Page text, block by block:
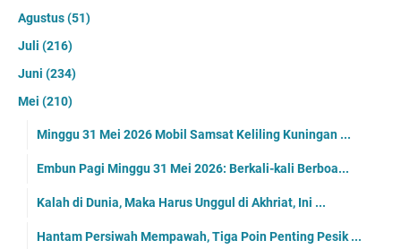
Agustus(51)
Juli (216)
Juni (234)
Mei (210)
Minggu 31 Mei 2026 Mobil Samsat Keliling Kuningan ...
Embun Pagi Minggu 31 Mei 2026: Berkali-kali Berboa...
Kalah di Dunia, Maka Harus Unggul di Akhriat, Ini ...
Hantam Persiwah Mempawah, Tiga Poin Penting Pesik ...